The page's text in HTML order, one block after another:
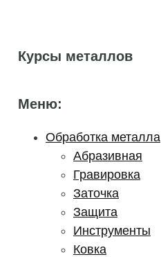
Курсы металлов
Меню:
Обработка металла
Абразивная
Гравировка
Заточка
Защита
Инструменты
Ковка